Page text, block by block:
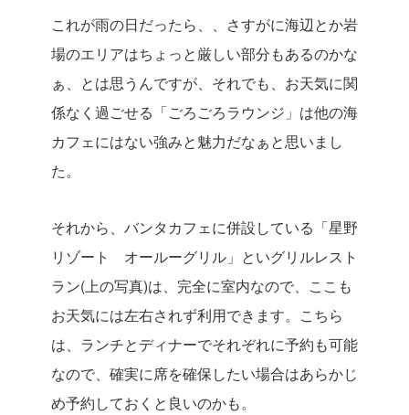
これが雨の日だったら、、さすがに海辺とか岩
場のエリアはちょっと厳しい部分もあるのかな
ぁ、とは思うんですが、それでも、お天気に関
係なく過ごせる「ごろごろラウンジ」は他の海
カフェにはない強みと魅力だなぁと思いまし
た。
それから、バンタカフェに併設している「星野
リゾート オールーグリル」といグリルレスト
ラン(上の写真)は、完全に室内なので、ここも
お天気には左右されず利用できます。こちら
は、ランチとディナーでそれぞれに予約も可能
なので、確実に席を確保したい場合はあらかじ
め予約しておくと良いのかも。